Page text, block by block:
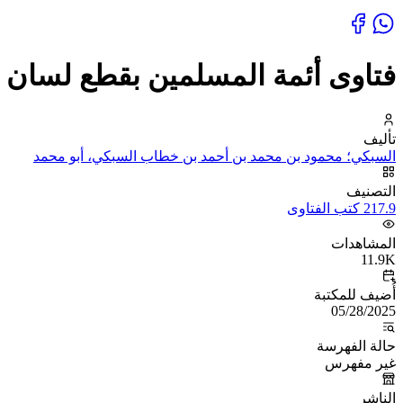
فتاوى أئمة المسلمين بقطع لسان
تأليف
السبكي؛ محمود بن محمد بن أحمد بن خطاب السبكي، أبو محمد
التصنيف
217.9 كتب الفتاوى
المشاهدات
11.9K
أُضيف للمكتبة
05/28/2025
حالة الفهرسة
غير مفهرس
الناشر